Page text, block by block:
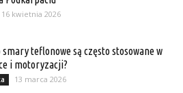
16 kwietnia 2026
smary teflonowe są często stosowane w
i motoryzacji?
13 marca 2026